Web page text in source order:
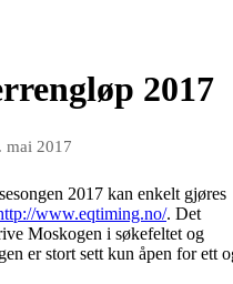
2017
mai 2017
2017 kan enkelt gjøres
www.eqtiming.no/. Det
Moskogen i søkefeltet og
er stort sett kun åpen for ett